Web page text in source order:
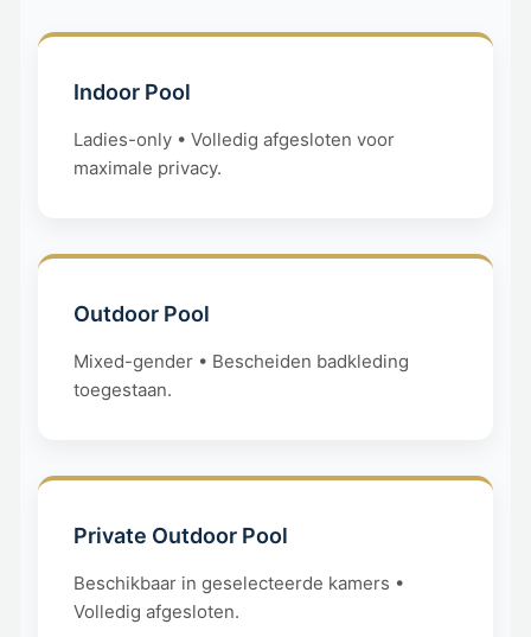
Indoor Pool
Ladies-only • Volledig afgesloten voor
maximale privacy.
Outdoor Pool
Mixed-gender • Bescheiden badkleding
toegestaan.
Private Outdoor Pool
Beschikbaar in geselecteerde kamers •
Volledig afgesloten.